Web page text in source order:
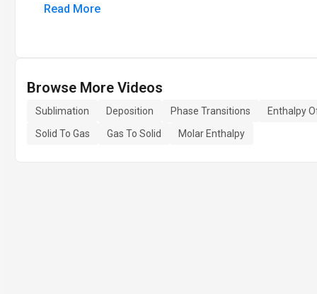
Read More
Browse More Videos
Sublimation Deposition Phase Transitions
Enthalpy
Solid To Gas
Gas To Solid Molar Enthalpy